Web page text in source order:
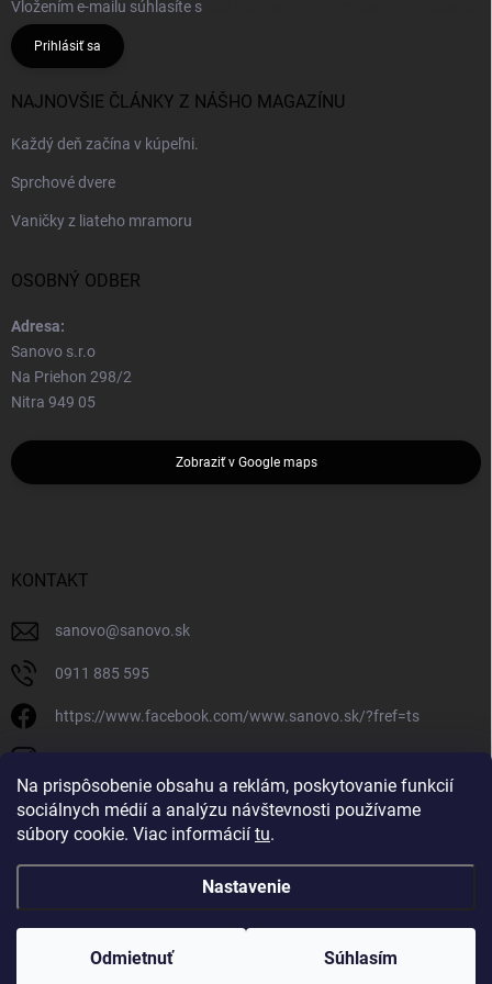
Na prispôsobenie obsahu a reklám, poskytovanie funkcií
sociálnych médií a analýzu návštevnosti používame
súbory cookie. Viac informácií tu.
Nastavenie
Odmietnuť Súhlasím
Vložením e-mailu súhlasíte s
Prihlásiť sa
NAJNOVŠIE ČLÁNKY Z NÁŠHO MAGAZÍNU
Každý deň začína v kúpeľni.
Sprchové dvere
Vaničky z liateho mramoru
OSOBNÝ ODBER
Adresa:
Sanovo s.r.o
Na Priehon 298/2
Nitra 949 05
Zobraziť v Google maps
KONTAKT
sanovo@sanovo.sk
0911 885 595
https://www.facebook.com/www.sanovo.sk/?fref=ts
Copyright 2026Sanovo.sk. Všetky práva vyhradené. | Upraviť nastavenie